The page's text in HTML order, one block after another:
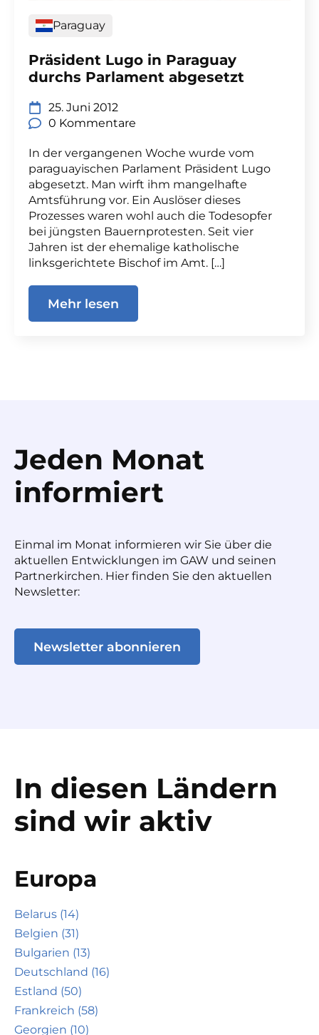
Paraguay
Präsident Lugo in Paraguay
durchs Parlament abgesetzt
25. Juni 2012
0 Kommentare
In der vergangenen Woche wurde vom
paraguayischen Parlament Präsident Lugo
abgesetzt. Man wirft ihm mangelhafte
Amtsführung vor. Ein Auslöser dieses
Prozesses waren wohl auch die Todesopfer
bei jüngsten Bauernprotesten. Seit vier
Jahren ist der ehemalige katholische
linksgerichtete Bischof im Amt. […]
Mehr lesen
Jeden Monat
informiert
Einmal im Monat informieren wir Sie über die
aktuellen Entwicklungen im GAW und seinen
Partnerkirchen. Hier finden Sie den aktuellen
Newsletter:
Newsletter abonnieren
In diesen Ländern
sind wir aktiv
Europa
Belarus (14)
Belgien (31)
Bulgarien (13)
Deutschland (16)
Estland (50)
Frankreich (58)
Georgien (10)